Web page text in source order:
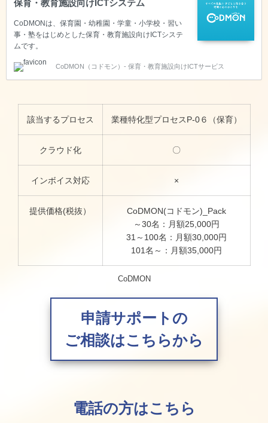
保育・教育施設向けICTシステム
CoDMONは、保育園・幼稚園・学童・小学校・習い
事・塾をはじめとした保育・教育施設向けICTシステ
ムです。
CoDMON（コドモン）- 保育・教育施設向けICTサービス
該当するプロセス 業種特化型プロセスP-0６（保育）
クラウド化 〇
インボイス対応 ×
提供価格(税抜）
CoDMON(コドモン)_Pack
～30名：月額25,000円
31～100名：月額30,000円
101名～：月額35,000円
CoDMON
申請サポートの
ご相談はこちらから
電話の方はこちら